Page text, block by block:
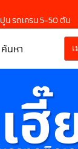
น รถเครน 5-50 ตัน
ค้นหา
ฮี๊